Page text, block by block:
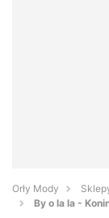
Orły Mody
By o la la -